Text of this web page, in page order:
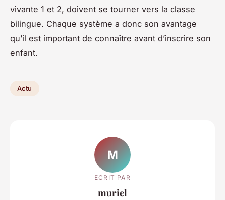
vivante 1 et 2, doivent se tourner vers la classe
bilingue. Chaque système a donc son avantage
qu’il est important de connaître avant d’inscrire son
enfant.
Actu
M
ECRIT PAR
muriel